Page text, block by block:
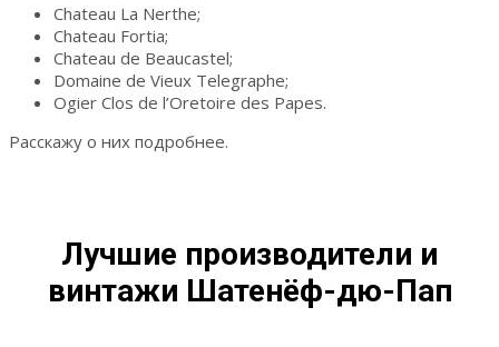
Chateau La Nerthe;
Chateau Fortia;
Chateau de Beaucastel;
Domaine de Vieux Telegraphe;
Ogier Clos de l’Oretoire des Papes.
Расскажу о них подробнее.
Лучшие производители и
винтажи Шатенёф-дю-Пап